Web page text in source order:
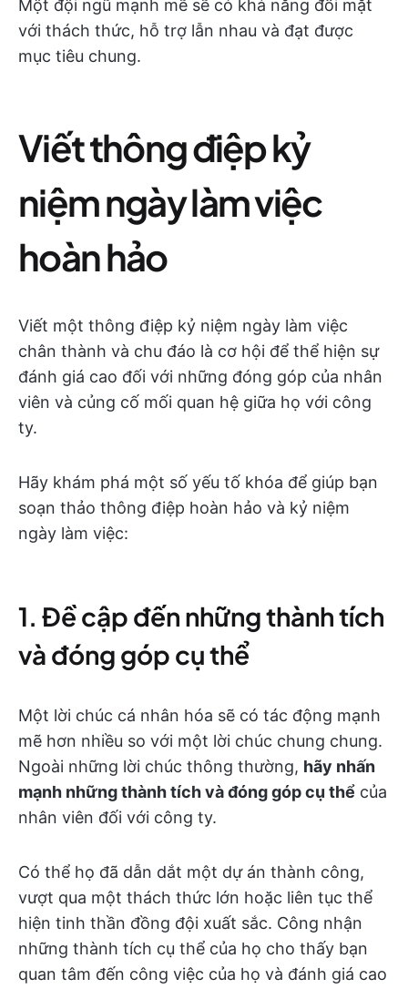
Một đội ngũ mạnh mẽ sẽ có khả năng đối mặt
với thách thức, hỗ trợ lẫn nhau và đạt được
mục tiêu chung.
Viết thông điệp kỷ
niệm ngày làm việc
hoàn hảo
Viết một thông điệp kỷ niệm ngày làm việc
chân thành và chu đáo là cơ hội để thể hiện sự
đánh giá cao đối với những đóng góp của nhân
viên và củng cố mối quan hệ giữa họ với công
ty.
Hãy khám phá một số yếu tố khóa để giúp bạn
soạn thảo thông điệp hoàn hảo và kỷ niệm
ngày làm việc:
1. Đề cập đến những thành tích
và đóng góp cụ thể
Một lời chúc cá nhân hóa sẽ có tác động mạnh
mẽ hơn nhiều so với một lời chúc chung chung.
Ngoài những lời chúc thông thường, hãy nhấn
mạnh những thành tích và đóng góp cụ thể của
nhân viên đối với công ty.
Có thể họ đã dẫn dắt một dự án thành công,
vượt qua một thách thức lớn hoặc liên tục thể
hiện tinh thần đồng đội xuất sắc. Công nhận
những thành tích cụ thể của họ cho thấy bạn
quan tâm đến công việc của họ và đánh giá cao